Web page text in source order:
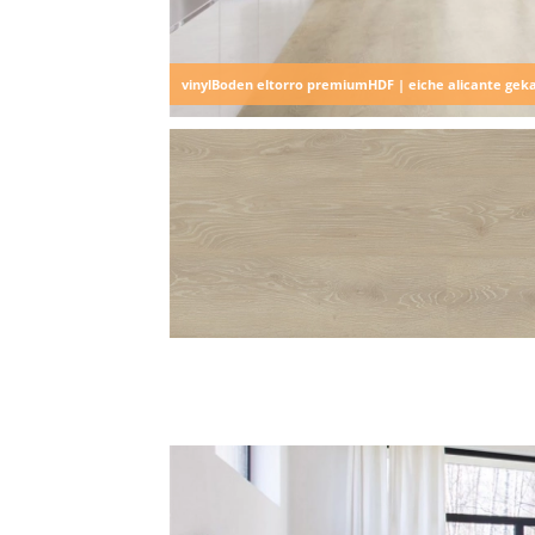
vinylBoden eltorro premiumHDF | eiche alicante